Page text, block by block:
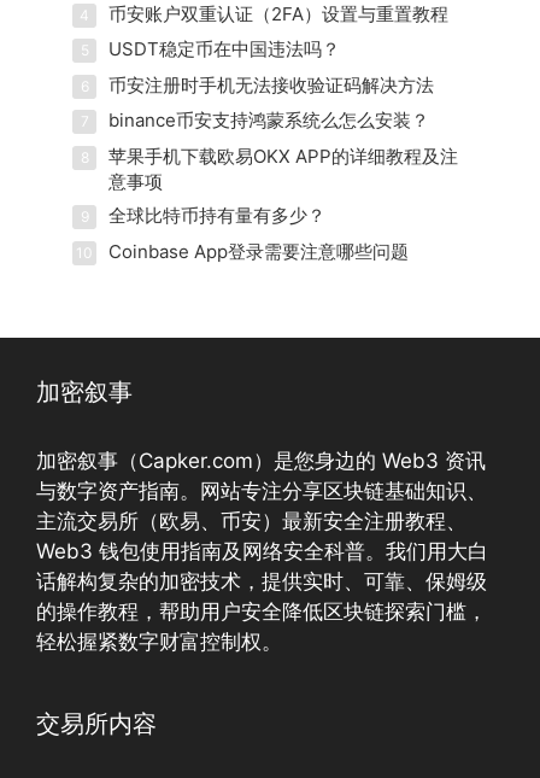
4 币安账户双重认证（2FA）设置与重置教程
5 USDT稳定币在中国违法吗？
6 币安注册时手机无法接收验证码解决方法
7 binance币安支持鸿蒙系统么怎么安装？
8
苹果手机下载欧易OKX APP的详细教程及注
意事项
9 全球比特币持有量有多少？
10 Coinbase App登录需要注意哪些问题
加密叙事
加密叙事（Capker.com）是您身边的 Web3 资讯
与数字资产指南。网站专注分享区块链基础知识、
主流交易所（欧易、币安）最新安全注册教程、
Web3 钱包使用指南及网络安全科普。我们用大白
话解构复杂的加密技术，提供实时、可靠、保姆级
的操作教程，帮助用户安全降低区块链探索门槛，
轻松握紧数字财富控制权。
交易所内容